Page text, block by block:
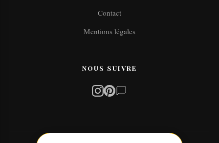
Contact
Mentions légales
NOUS SUIVRE